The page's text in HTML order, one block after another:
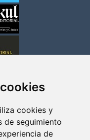
cookies y
de seguimiento
de
MAS GUAPA DE